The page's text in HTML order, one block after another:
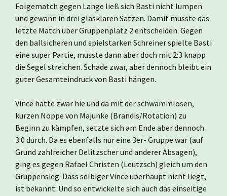
Folgematch gegen Lange ließ sich Basti nicht lumpen
und gewann in drei glasklaren Sätzen. Damit musste das
letzte Match über Gruppenplatz 2 entscheiden. Gegen
den ballsicheren und spielstarken Schreiner spielte Basti
eine super Partie, musste dann aber doch mit 2:3 knapp
die Segel streichen. Schade zwar, aber dennoch bleibt ein
guter Gesamteindruck von Basti hängen.
Vince hatte zwar hie und da mit der schwammlosen,
kurzen Noppe von Majunke (Brandis/Rotation) zu
Beginn zu kämpfen, setzte sich am Ende aber dennoch
3:0 durch. Da es ebenfalls nur eine 3er- Gruppe war (auf
Grund zahlreicher Delitzscher und anderer Absagen),
ging es gegen Rafael Christen (Leutzsch) gleich um den
Gruppensieg. Dass selbiger Vince überhaupt nicht liegt,
ist bekannt. Und so entwickelte sich auch das einseitige